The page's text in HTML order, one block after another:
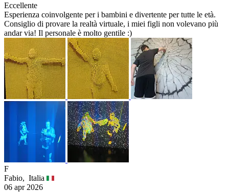
Eccellente
Esperienza coinvolgente per i bambini e divertente per tutte le età.
Consiglio di provare la realtà virtuale, i miei figli non volevano più
andar via! Il personale è molto gentile :)
F
Fabio, Italia
06 apr 2026